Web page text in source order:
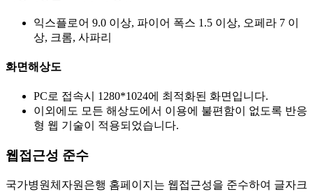
익스플로어 9.0 이상, 파이어 폭스 1.5 이상, 오페라 7 이
상, 크롬, 사파리
화면해상도
PC로 접속시 1280*1024에 최적화된 화면입니다.
이외에도 모든 해상도에서 이용에 불편함이 없도록 반응
형 웹 기술이 적용되었습니다.
웹접근성 준수
국가병원체자원은행 홈페이지는 웹접근성을 준수하여 글자크